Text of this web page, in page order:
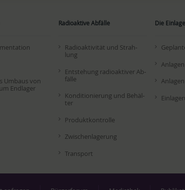
Um­baus von
End­la­ger
Radioaktive Abfälle
Ra­dio­ak­ti­vi­tät und Strah­
lung
Ent­ste­hung ra­dio­ak­ti­ver Ab­
fäl­le
Kon­di­tio­nie­rung und Be­häl­
ter
Pro­dukt­kon­trol­le
Zwi­schen­la­ge­rung
Trans­port
Die